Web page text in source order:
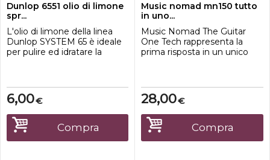
Dunlop 6551 olio di limone
spr...
L'olio di limone della linea
Dunlop SYSTEM 65 è ideale
per pulire ed idratare la
€
6,00
Compra
Music nomad mn150 tutto
in uno...
Music Nomad The Guitar
One Tech rappresenta la
prima risposta in un unico
è infuso con cera di carnauba
brasiliana bianca che offre
uno scudo resistente,
acusticamente trasparente,
con elevata lucentezza che
protegge...
€
28,00
Compra